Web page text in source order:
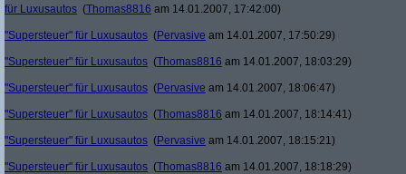
für Luxusautos (Thomas8816 am 14.01.2007, 17:42:00)
"Supersteuer" für Luxusautos (Pervasive am 14.01.2007, 17:50:29)
"Supersteuer" für Luxusautos (Thomas8816 am 14.01.2007, 18:03:29)
"Supersteuer" für Luxusautos (Pervasive am 14.01.2007, 18:06:47)
"Supersteuer" für Luxusautos (Thomas8816 am 14.01.2007, 18:14:41)
"Supersteuer" für Luxusautos (Pervasive am 14.01.2007, 18:15:21)
"Supersteuer" für Luxusautos (Thomas8816 am 14.01.2007, 18:18:29)